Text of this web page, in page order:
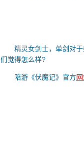
精灵女剑士，单剑对于
们觉得怎么样?
陪游《伏魔记》官方